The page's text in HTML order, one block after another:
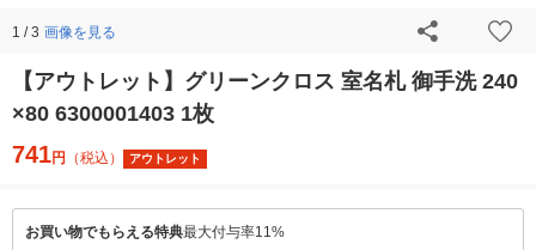
1 / 3 画像を見る
【アウトレット】グリーンクロス 室名札 御手洗 240
×80 6300001403 1枚
741円 （税込） アウトレット
お買い物でもらえる特典最大付与率11%